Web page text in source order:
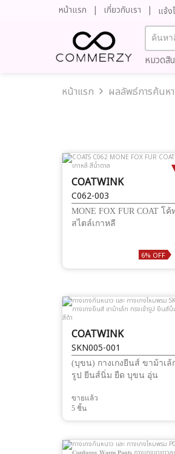
หน้าแรก เกี่ยวกับเรา แจ้ง
หมวดสิ
หน้าแรก ผลลัพธ์การค้นหา
COATWINK
C062-003
MONE FOX FUR COAT โค้
สไตล์เกาหลี
6% OFF
COATWINK
SKN005-001
(บุขน) กางเกงยีนส์ ขาม้าเล้
รูป ยีนส์นิ่ม ยืด บุขน อุ่น
ขายแล้ว
5 ชิ้น